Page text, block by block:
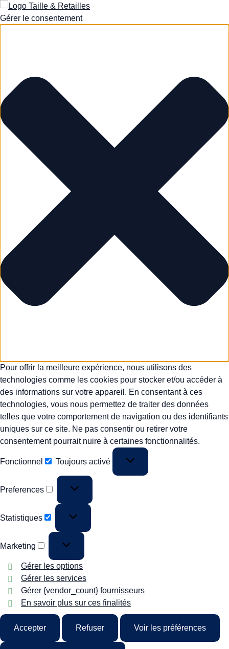
Gérer le consentement
Pour offrir la meilleure expérience, nous utilisons des
technologies comme les cookies pour stocker et/ou accéder à
des informations sur votre appareil. En consentant à ces
technologies, vous nous permettez de traiter des données
telles que votre comportement de navigation ou des identifiants
uniques sur ce site. Ne pas consentir ou retirer votre
consentement pourrait nuire à certaines fonctionnalités.
Fonctionnel Toujours activé
Preferences
Statistiques
Marketing
Gérer les options
Gérer les services
Gérer {vendor_count} fournisseurs
En savoir plus sur ces finalités
Accepter Refuser Voir les préférences